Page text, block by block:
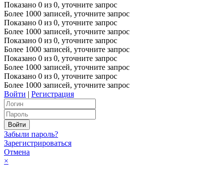
Показано 0 из 0, уточните запрос
Более 1000 записей, уточните запрос
Показано 0 из 0, уточните запрос
Более 1000 записей, уточните запрос
Показано 0 из 0, уточните запрос
Более 1000 записей, уточните запрос
Показано 0 из 0, уточните запрос
Более 1000 записей, уточните запрос
Показано 0 из 0, уточните запрос
Более 1000 записей, уточните запрос
Войти | Регистрация
Забыли пароль?
Зарегистрироваться
Отмена
×